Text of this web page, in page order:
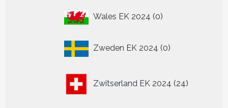
Wales EK 2024 00
Zweden EK 2024 0
producten
Zwitserland EK 2024 24
producten